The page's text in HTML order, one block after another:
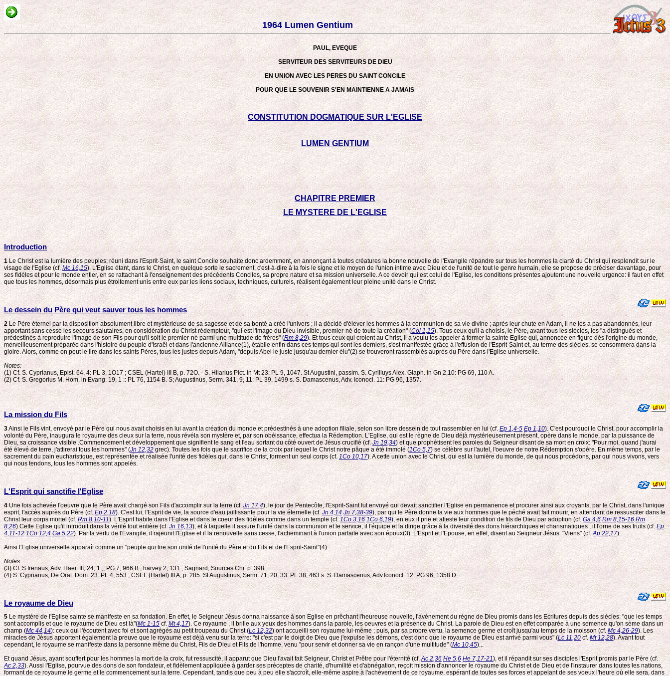
1964 Lumen Gentium
PAUL, EVEQUE
SERVITEUR DES SERVITEURS DE DIEU
EN UNION AVEC LES PERES DU SAINT CONCILE
POUR QUE LE SOUVENIR S'EN MAINTIENNE A JAMAIS
CONSTITUTION DOGMATIQUE SUR L'EGLISE
LUMEN GENTIUM
CHAPITRE PREMIER
LE MYSTERE DE L'EGLISE
Introduction
1 Le Christ est la lumière des peuples; réuni dans l'Esprit-Saint, le saint Concile souhaite donc ardemment, en annonçant à toutes créatures la bonne nouvelle de l'Evangile répandre sur tous les hommes la clarté du Christ qui resplendit sur le
visage de l'Eglise (cf.Mc 16,15). L'Eglise étant, dans le Christ, en quelque sorte le sacrement, c'est-à-dire à la fois le signe et le moyen de l'union intime avec Dieu et de l'unité de tout le genre humain, elle se propose de préciser davantage, pour
ses fidèles et pour le monde entier, en se rattachant à l'enseignement des précédents Conciles, sa propre nature et sa mission universelle. A ce devoir qui est celui de l'Eglise, les conditions présentes ajoutent une nouvelle urgence: il faut en effet
que tous les hommes, désormais plus étroitement unis entre eux par les liens sociaux, techniques, culturels, réalisent également leur pleine unité dans le Christ.
Le dessein du Père qui veut sauver tous les hommes
2 Le Père éternel par la disposition absolument libre et mystérieuse de sa sagesse et de sa bonté a créé l'univers ; il a décidé d'élever les hommes à la communion de sa vie divine ; après leur chute en Adam, il ne les a pas abandonnés, leur
apportant sans cesse les secours salutaires, en considération du Christ rédempteur, "qui est l'image du Dieu invisible, premier-né de toute la création" (Col 1,15). Tous ceux qu'il a choisis, le Père, avant tous les siècles, les "a distingués et
prédestinés à reproduire l'image de son Fils pour qu'il soit le premier-né parmi une multitude de frères" (Rm 8,29). Et tous ceux qui croient au Christ, il a voulu les appeler à former la sainte Eglise qui, annoncée en figure dès l'origine du monde,
merveilleusement préparée dans l'histoire du peuple d'Israël et dans l'ancienne Alliance(1), établie enfin dans ces temps qui sont les derniers, s'est manifestée grâce à l'effusion de l'Esprit-Saint et, au terme des siècles, se consommera dans la
gloire. Alors, comme on peut le lire dans les saints Pères, tous les justes depuis Adam, "depuis Abel le juste jusqu'au dernier élu"(2) se trouveront rassemblés auprès du Père dans l'Eglise universelle.
Notes:
(1) Cf. S. Cyprianus, Epist. 64, 4: PL 3, 1O17 ; CSEL (Hartel) III B, p. 72O. - S. Hilarius Pict. in Mt 23: PL 9, 1047. St Augustini, passim. S. Cyrilluys Alex. Glaph. in Gn 2,10: PG 69, 110 A.
(2) Cf. S. Gregorius M. Hom. in Evang. 19, 1 :: PL 76, 1154 B. S; Augustinus, Serm. 341, 9, 11: PL 39, 1499 s. S. Damascenus, Adv. Iconocl. 11: PG 96, 1357.
La mission du Fils
3Ainsi le Fils vint, envoyé par le Père qui nous avait choisis en lui avant la création du monde et prédestinés à une adoption filiale, selon son libre dessein de tout rassembler en lui (cf.Ep 1,4-5 Ep 1,10). C'est pourquoi le Christ, pour accomplir la
volonté du Père, inaugura le royaume des cieux sur la terre, nous révéla son mystère et, par son obéissance, effectua la Rédemption. L'Eglise, qui est le règne de Dieu déjà mystérieusement présent, opère dans le monde, par la puissance de
Dieu, sa croissance visible .Commencement et développement que signifient le sang et l'eau sortant du côté ouvert de Jésus crucifié (cf.Jn 19,34) et que prophétisent les paroles du Seigneur disant de sa mort en croix: "Pour moi, quand j'aurai
été élevé de terre, j'attirerai tous les hommes" (Jn 12,32 grec). Toutes les fois que le sacrifice de la croix par lequel le Christ notre pâque a été immolé (1Co 5,7) se célèbre sur l'autel, l'oeuvre de notre Rédemption s'opère. En même temps, par le
sacrement du pain eucharistique, est représentée et réalisée l'unité des fidèles qui, dans le Christ, forment un seul corps (cf. 1Co 10,17). A cette union avec le Christ, qui est la lumière du monde, de qui nous procédons, par qui nous vivons, vers
qui nous tendons, tous les hommes sont appelés.
L'Esprit qui sanctifie l'Eglise
4Une fois achevée l'oeuvre que le Père avait chargé son Fils d'accomplir sur la terre (cf.Jn 17,4), le jour de Pentecôte, l'Esprit-Saint fut envoyé qui devait sanctifier l'Eglise en permanence et procurer ainsi aux croyants, par le Christ, dans l'unique
esprit, l'accès auprès du Père (cf. Ep 2,18). C'est lui, l'Esprit de vie, la source d'eau jaillissante pour la vie éternelle (cf. Jn 4,14 Jn 7,38-39), par qui le Père donne la vie aux hommes que le péché avait fait mourir, en attendant de ressusciter dans le
Christ leur corps mortel (cf. Rm 8,10-11). L'Esprit habite dans l'Eglise et dans le coeur des fidèles comme dans un temple (cf.1Co 3,16 1Co 6,19), en eux il prie et atteste leur condition de fils de Dieu par adoption (cf.Ga 4,6 Rm 8,15-16 Rm
8,26).Cette Eglise qu'il introduit dans la vérité tout entière (cf.Jn 16,13), et à laquelle il assure l'unité dans la communion et le service, il l'équipe et la dirige grâce à la diversité des dons hiérarchiques et charismatiques , il l'orne de ses fruits (cf.Ep
4,11-12 1Co 12,4 Ga 5,22). Par la vertu de l'Evangile, il rajeunit l'Eglise et il la renouvelle sans cesse, l'acheminant à l'union parfaite avec son époux(3). L'Esprit et l'Epouse, en effet, disent au Seigneur Jésus: "Viens" (cf. Ap 22,17).
Ainsi l'Eglise universelle apparaît comme un "peuple qui tire son unité de l'unité du Père et du Fils et de l'Esprit-Saint"(4).
Notes:
(3) Cf. S Irenaus, Adv. Haer. III, 24, 1 ;; PG 7, 966 B ; harvey 2, 131 ; Sagnard, Sources Chr. p. 398.
(4) S. Cyprianus, De Orat. Dom. 23: PL 4, 553 ; CSEL (Hartel) III A, p. 285. St Augustinus, Serm. 71, 20, 33: PL 38, 463 s. S. Damascenus, Adv.Iconocl. 12: PG 96, 1358 D.
Le royaume de Dieu
5Le mystère de l'Eglise sainte se manifeste en sa fondation. En effet, le Seigneur Jésus donna naissance à son Eglise en prêchant l'heureuse nouvelle, l'avènement du règne de Dieu promis dans les Ecritures depuis des siècles: "que les temps
sont accomplis et que le royaume de Dieu est là"(Mc 1-15 cf.Mt 4,17). Ce royaume , il brille aux yeux des hommes dans la parole, les oeuvres et la présence du Christ. La parole de Dieu est en effet comparée à une semence qu'on sème dans un
champ (Mc 44,14): ceux qui l'écoutent avec foi et sont agrégés au petit troupeau du Christ (Lc 12,32) ont accueilli son royaume lui-même ; puis, par sa propre vertu, la semence germe et croît jusqu'au temps de la moisson (cf. Mc 4,26-29). Les
miracles de Jésus apportent également la preuve que le royaume est déjà venu sur la terre: "si c'est par le doigt de Dieu que j'expulse les démons, c'est donc que le royaume de Dieu est arrivé parmi vous" (Lc 11,20cf.Mt 12,28). Avant tout
cependant, le royaume se manifeste dans la personne même du Christ, Fils de Dieu et Fils de l'homme, venu "pour servir et donner sa vie en rançon d'une multitude" (Mc 10,45)...
Et quand Jésus, ayant souffert pour les hommes la mort de la croix, fut ressuscité, il apparut que Dieu l'avait fait Seigneur, Christ et Prêtre pour l'éternité (cf.Ac 2,36 He 5,6 He 7,17-21), et il répandit sur ses disciples l'Esprit promis par le Père (cf.
Ac 2,33). Aussi l'Eglise, pourvue des dons de son fondateur, et fidèlement appliquée à garder ses préceptes de charité, d'humilité et d'abnégation, reçoit mission d'annoncer le royaume du Christ et de Dieu et de l'instaurer dans toutes les nations,
formant de ce royaume le germe et le commencement sur la terre. Cependant, tandis que peu à peu elle s'accroît, elle-même aspire à l'achèvement de ce royaume, espérant de toutes ses forces et appelant de ses voeux l'heure où elle sera, dans